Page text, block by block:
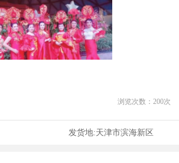
浏览次数： 200次
发货地:天津市滨海新区